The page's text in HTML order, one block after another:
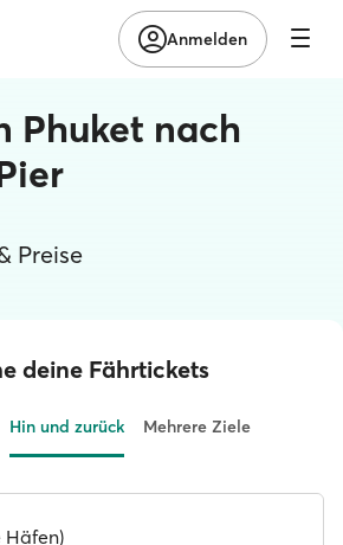
Anmelden
Phuket nach
Preise
deine Fährtickets
Hin und zurück Mehrere Ziele